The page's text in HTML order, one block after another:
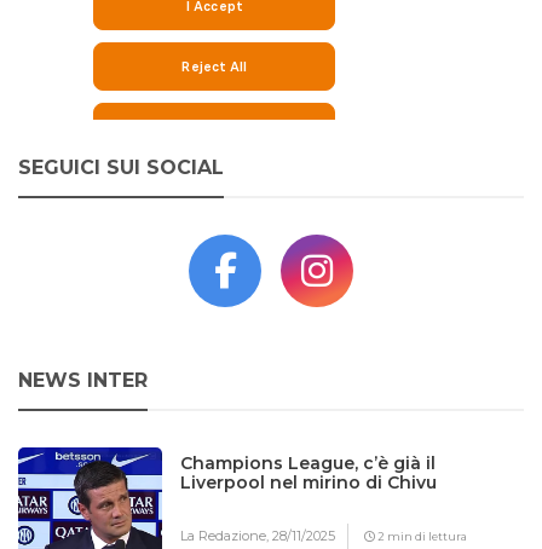
SEGUICI SUI SOCIAL
NEWS INTER
Champions League, c’è già il
Liverpool nel mirino di Chivu
La Redazione,28/11/2025 2 min di lettura